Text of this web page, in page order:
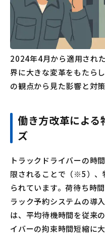
2024年4月から適用され
界に大きな変革をもたら
の観点から見た影響と対
働き方改革によ
ズ
トラックドライバーの時
限されることで（※5）、
られています。荷待ち時
ラック予約システムの導
は、平均待機時間を従来
イバーの拘束時間短縮に